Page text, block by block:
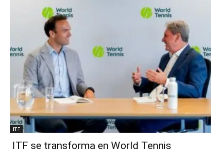
ITF
ITF se transforma en World Tennis